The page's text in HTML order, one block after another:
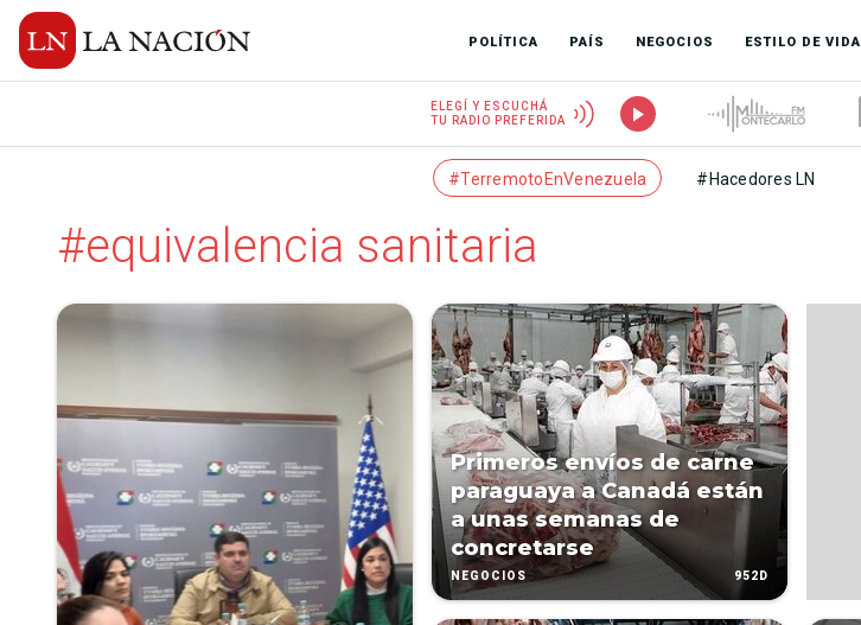
POLÍTICA PAÍS NEGOCIOS ESTILO DE VIDA
ELEGÍ Y ESCUCHÁ
TU RADIO PREFERIDA
#TerremotoEnVenezuela #Hacedores LN
#equivalencia sanitaria
Primeros envíos de carne
paraguaya a Canadá están
a unas semanas de
concretarse
NEGOCIOS 952D